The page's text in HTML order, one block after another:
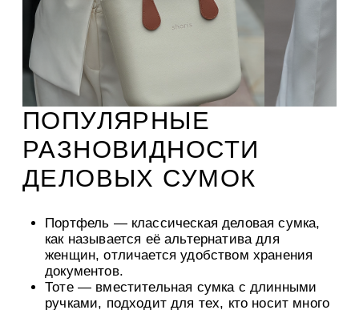
ПОПУЛЯРНЫЕ
РАЗНОВИДНОСТИ
ДЕЛОВЫХ СУМОК
Портфель — классическая деловая сумка,
как называется её альтернатива для
женщин, отличается удобством хранения
документов.
Тотe— вместительная сумка с длинными
ручками, подходит для тех, кто носит много